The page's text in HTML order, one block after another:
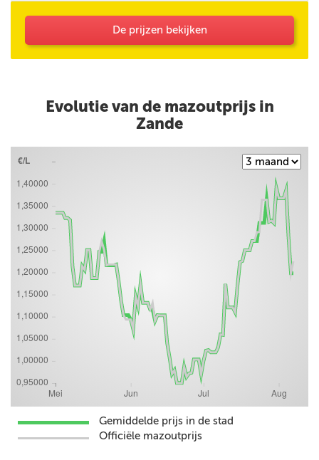
De prijzen bekijken
Evolutie van de mazoutprijs in
Zande
Gemiddelde prijs in de stad
Officiële mazoutprijs